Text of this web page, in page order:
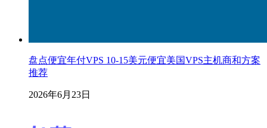
盘点便宜年付VPS 10-15美元便宜美国VPS主机商和方案
推荐
2026年6月23日